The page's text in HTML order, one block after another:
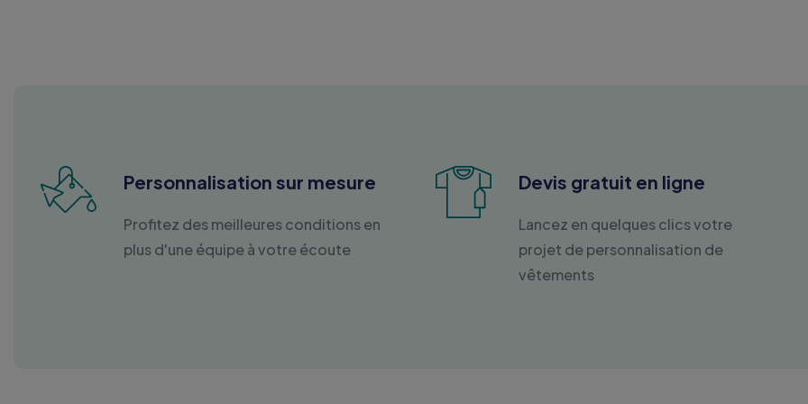
Personnalisation sur mesure
Profitez des meilleures conditions en
plus d'une équipe à votre écoute
Devis gratuit en ligne
Lancez en quelques clics votre
projet de personnalisation de
vêtements